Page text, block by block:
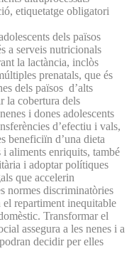
etiquetatge obligatori
dels països
a serveis nutricionals
la lactància, inclòs
prenatals, que és
dels països d’alts
la cobertura dels
i dones adolescents
d’efectiu i vals,
beneficiïn d’una dieta
aliments enriquits, també
i adoptar polítiques
que accelerin
normes discriminatòries
el repartiment inequitable
Transformar el
assegura a les nenes i a
decidir per elles